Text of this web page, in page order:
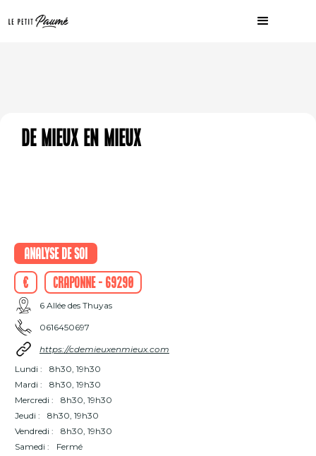
DE MIEUX EN MIEUX
Analyse de soi
€
Craponne - 69290
6 Allée des Thuyas
0616450697
https://cdemieuxenmieux.com
Lundi :
8h30, 19h30
Mardi :
8h30, 19h30
Mercredi :
8h30, 19h30
Jeudi :
8h30, 19h30
Vendredi :
8h30, 19h30
Samedi :
Fermé